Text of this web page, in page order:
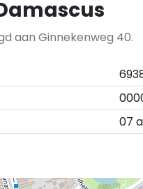
aan Ginnekenweg 40.
07